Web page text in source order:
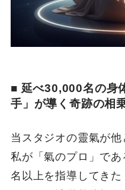
■ 延べ30,000名の身
手」が導く奇跡の相
当スタジオの靈氣が他
私が「氣のプロ」で
名以上を指導してき